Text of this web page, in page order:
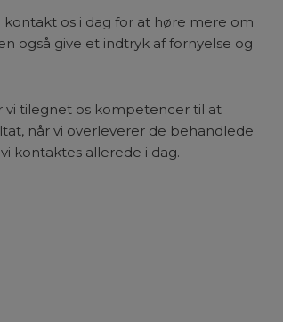
os i dag for at høre mere om
også give et indtryk af fornyelse og
vi tilegnet os kompetencer til at
når vi overleverer de behandlede
kontaktes allerede i dag.